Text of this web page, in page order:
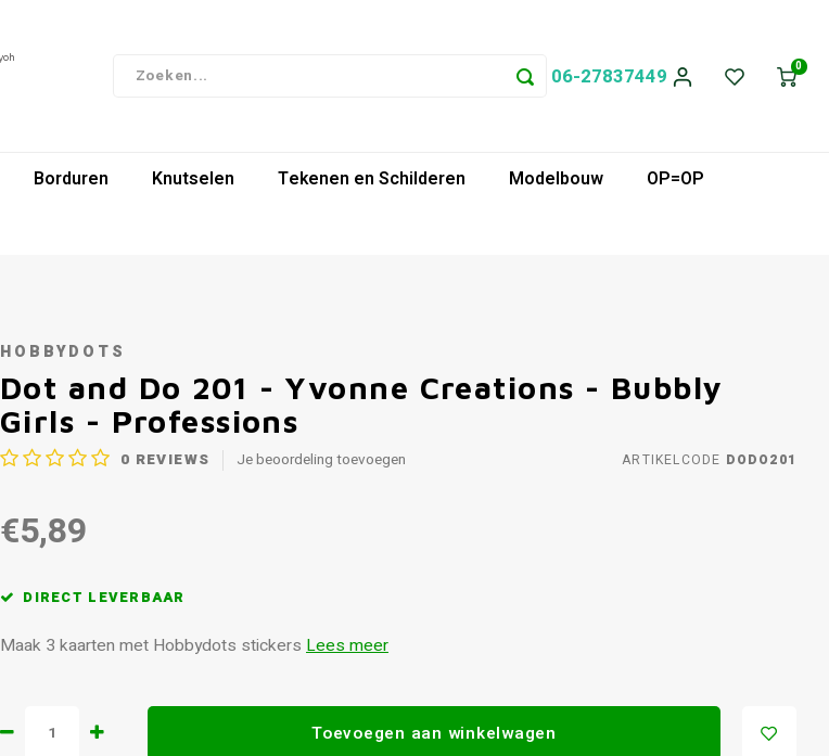
06-27837449 0
Borduren Knutselen Tekenen en Schilderen Modelbouw
OP=OP
HOBBYDOTS
Dot and Do 201 - Yvonne Creations - Bubbly
Girls - Professions
0 REVIEWS Je beoordeling toevoegen ARTIKELCODE DODO201
€5,89
DIRECT LEVERBAAR
Maak 3 kaarten met Hobbydots stickers Lees meer
Toevoegen aan winkelwagen